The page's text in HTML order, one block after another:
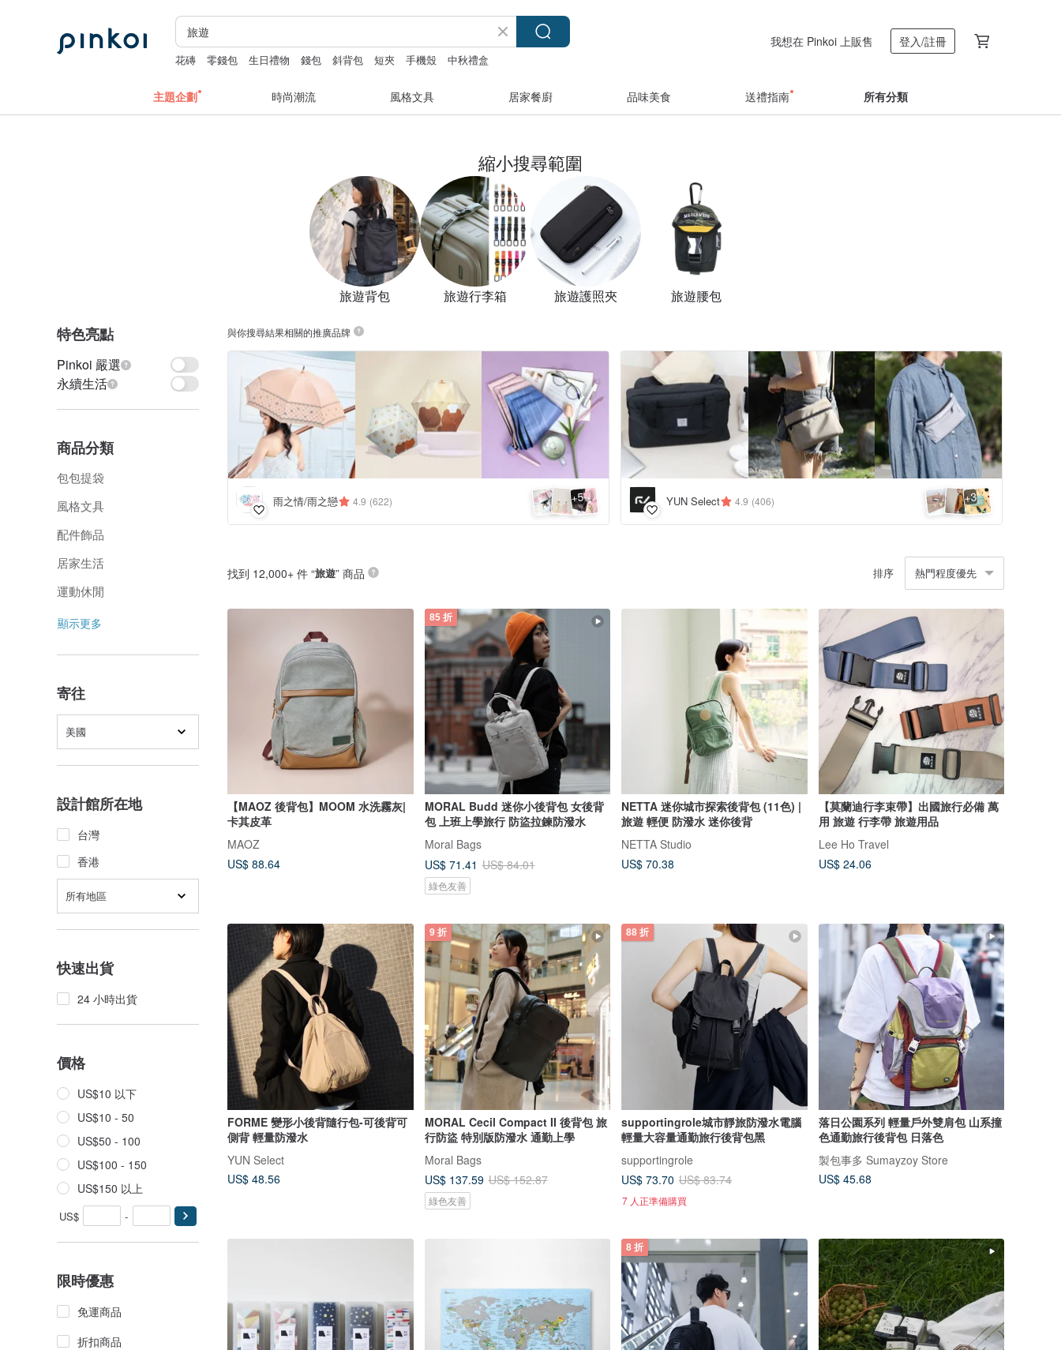
花磚 零錢包 生日禮物 錢包 斜背包 短夾 手機殼 中秋禮盒
我想在 Pinkoi 上販售 登入/註冊
主題企劃 時尚潮流 風格文具 居家餐廚 品味美食 送禮指南 所有分類
縮小搜尋範圍
旅遊背包 旅遊行李箱 旅遊護照夾 旅遊腰包
特色亮點
Pinkoi 嚴選
永續生活
商品分類
包包提袋
風格文具
配件飾品
居家生活
運動休閒
顯示更多
寄往
美國
設計館所在地
台灣
香港
所有地區
快速出貨
24 小時出貨
價格
US$10 以下
US$10 - 50
US$50 - 100
US$100 - 150
US$150 以上
US$ -
限時優惠
免運商品
折扣商品
與你搜尋結果相關的推廣品牌
雨之情/雨之戀 4.9 (622) +5 YUN Select 4.9 (406) +3
找到 12,000+ 件 “旅遊” 商品 排序 熱門程度優先
【MAOZ 後背包】MOOM 水洗霧灰|
卡其皮革
MAOZ
US$ 88.64
85 折
MORAL Budd 迷你小後背包 女後背
包 上班上學旅行 防盜拉鍊防潑水
Moral Bags
US$ 71.41 US$ 84.01
綠色友善
NETTA 迷你城市探索後背包 (11色) |
旅遊 輕便 防潑水 迷你後背
NETTA Studio
US$ 70.38
【莫蘭迪行李束帶】出國旅行必備 萬
用 旅遊 行李帶 旅遊用品
Lee Ho Travel
US$ 24.06
FORME 變形小後背隨行包-可後背可
側背 輕量防潑水
YUN Select
US$ 48.56
9 折
MORAL Cecil Compact II 後背包 旅
行防盜 特別版防潑水 通勤上學
Moral Bags
US$ 137.59 US$ 152.87
綠色友善
88 折
supportingrole城市靜旅防潑水電腦
輕量大容量通勤旅行後背包黑
supportingrole
US$ 73.70 US$ 83.74
7 人正準備購買
落日公園系列 輕量戶外雙肩包 山系撞
色通勤旅行後背包 日落色
製包事多 Sumayzoy Store
US$ 45.68
8 折